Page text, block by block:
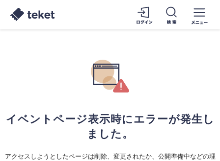
イベントページ表示時にエラーが発生し
ました。
アクセスしようとしたページは削除、変更されたか、公開準備中などの理